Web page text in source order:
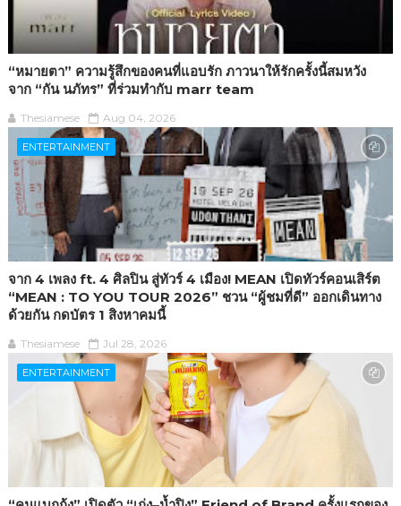
“หมายตา” ความรู้สึกของคนที่แอบรัก ภาวนาให้รักครั้งนี้สมหวัง
จาก “กัน นภัทร” ที่ร่วมทำกับ marr team
Thesiamese Aug 04, 2026
ENTERTAINMENT
จาก 4 เพลง ft. 4 ศิลปิน สู่ทัวร์ 4 เมือง! MEAN เปิดทัวร์คอนเสิร์ต
“MEAN : TO YOU TOUR 2026” ชวน “ผู้ชมที่ดี” ออกเดินทาง
ด้วยกัน กดบัตร 1 สิงหาคมนี้
Thesiamese Jul 28, 2026
ENTERTAINMENT